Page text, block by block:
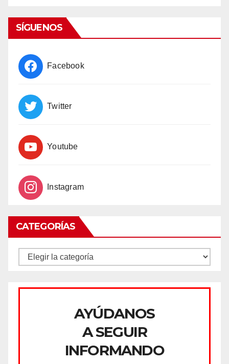
SÍGUENOS
Facebook
Twitter
Youtube
Instagram
CATEGORÍAS
CATEGORÍAS
AYÚDANOS
A SEGUIR
INFORMANDO